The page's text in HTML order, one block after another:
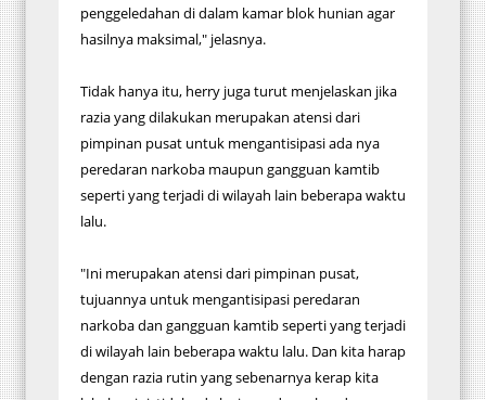
penggeledahan di dalam kamar blok hunian agar
hasilnya maksimal," jelasnya.
Tidak hanya itu, herry juga turut menjelaskan jika
razia yang dilakukan merupakan atensi dari
pimpinan pusat untuk mengantisipasi ada nya
peredaran narkoba maupun gangguan kamtib
seperti yang terjadi di wilayah lain beberapa waktu
lalu.
"Ini merupakan atensi dari pimpinan pusat,
tujuannya untuk mengantisipasi peredaran
narkoba dan gangguan kamtib seperti yang terjadi
di wilayah lain beberapa waktu lalu. Dan kita harap
dengan razia rutin yang sebenarnya kerap kita